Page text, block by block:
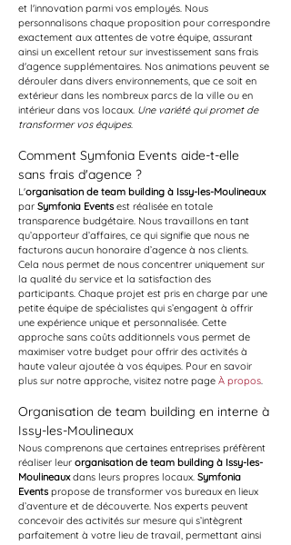
et l'innovation parmi vos employés. Nous
personnalisons chaque proposition pour correspondre
exactement aux attentes de votre équipe, assurant
ainsi un excellent retour sur investissement sans frais
d'agence supplémentaires. Nos animations peuvent se
dérouler dans divers environnements, que ce soit en
extérieur dans les nombreux parcs de la ville ou en
intérieur dans vos locaux. Une variété qui promet de
transformer vos équipes.
Comment Symfonia Events aide-t-elle
sans frais d'agence ?
L'organisation de team building à Issy-les-Moulineaux
par Symfonia Events est réalisée en totale
transparence budgétaire. Nous travaillons en tant
qu’apporteur d’affaires, ce qui signifie que nous ne
facturons aucun honoraire d’agence à nos clients.
Cela nous permet de nous concentrer uniquement sur
la qualité du service et la satisfaction des
participants. Chaque projet est pris en charge par une
petite équipe de spécialistes qui s’engagent à offrir
une expérience unique et personnalisée. Cette
approche sans coûts additionnels vous permet de
maximiser votre budget pour offrir des activités à
haute valeur ajoutée à vos équipes. Pour en savoir
plus sur notre approche, visitez notre page À propos.
Organisation de team building en interne à
Issy-les-Moulineaux
Nous comprenons que certaines entreprises préfèrent
réaliser leur organisation de team building à Issy-les-
Moulineaux dans leurs propres locaux. Symfonia
Events propose de transformer vos bureaux en lieux
d’aventure et de découverte. Nos experts peuvent
concevoir des activités sur mesure qui s’intègrent
parfaitement à votre lieu de travail, permettant ainsi